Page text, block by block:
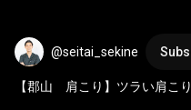
@seitai_sekine
【郡山　肩こり】ツラい肩こ